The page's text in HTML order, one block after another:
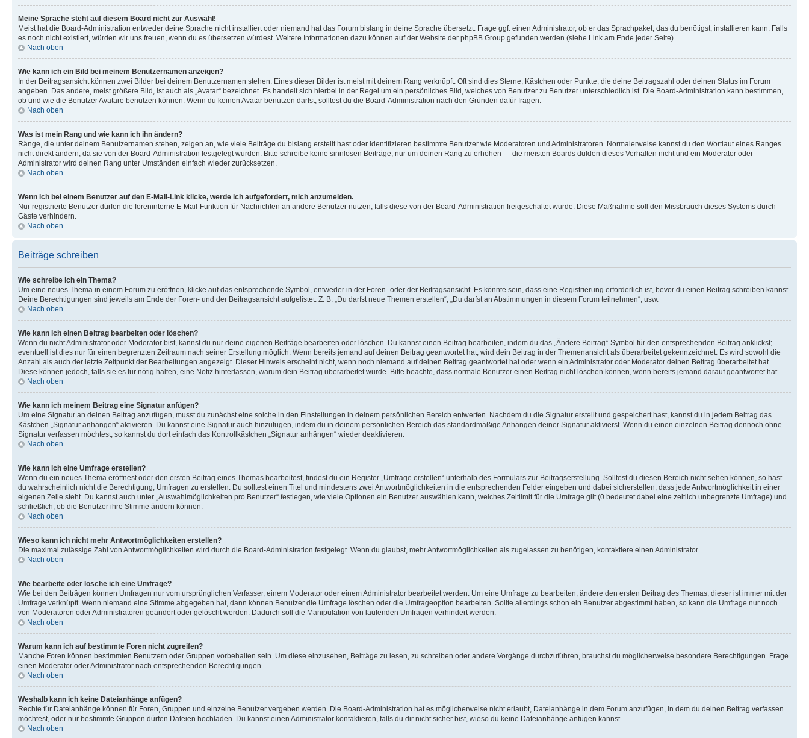
Meine Sprache steht auf diesem Board nicht zur Auswahl!
Meist hat die Board-Administration entweder deine Sprache nicht installiert oder niemand hat das Forum bislang in deine Sprache übersetzt. Frage ggf. einen Administrator, ob er das Sprachpaket, das du benötigst, installieren kann. Falls
es noch nicht existiert, würden wir uns freuen, wenn du es übersetzen würdest. Weitere Informationen dazu können auf der Website der phpBB Group gefunden werden (siehe Link am Ende jeder Seite).
Nach oben
Wie kann ich ein Bild bei meinem Benutzernamen anzeigen?
In der Beitragsansicht können zwei Bilder bei deinem Benutzernamen stehen. Eines dieser Bilder ist meist mit deinem Rang verknüpft: Oft sind dies Sterne, Kästchen oder Punkte, die deine Beitragszahl oder deinen Status im Forum
angeben. Das andere, meist größere Bild, ist auch als „Avatar“ bezeichnet. Es handelt sich hierbei in der Regel um ein persönliches Bild, welches von Benutzer zu Benutzer unterschiedlich ist. Die Board-Administration kann bestimmen,
ob und wie die Benutzer Avatare benutzen können. Wenn du keinen Avatar benutzen darfst, solltest du die Board-Administration nach den Gründen dafür fragen.
Nach oben
Was ist mein Rang und wie kann ich ihn ändern?
Ränge, die unter deinem Benutzernamen stehen, zeigen an, wie viele Beiträge du bislang erstellt hast oder identifizieren bestimmte Benutzer wie Moderatoren und Administratoren. Normalerweise kannst du den Wortlaut eines Ranges
nicht direkt ändern, da sie von der Board-Administration festgelegt wurden. Bitte schreibe keine sinnlosen Beiträge, nur um deinen Rang zu erhöhen — die meisten Boards dulden dieses Verhalten nicht und ein Moderator oder
Administrator wird deinen Rang unter Umständen einfach wieder zurücksetzen.
Nach oben
Wenn ich bei einem Benutzer auf den E-Mail-Link klicke, werde ich aufgefordert, mich anzumelden.
Nur registrierte Benutzer dürfen die foreninterne E-Mail-Funktion für Nachrichten an andere Benutzer nutzen, falls diese von der Board-Administration freigeschaltet wurde. Diese Maßnahme soll den Missbrauch dieses Systems durch
Gäste verhindern.
Nach oben
Beiträge schreiben
Wie schreibe ich ein Thema?
Um eine neues Thema in einem Forum zu eröffnen, klicke auf das entsprechende Symbol, entweder in der Foren- oder der Beitragsansicht. Es könnte sein, dass eine Registrierung erforderlich ist, bevor du einen Beitrag schreiben kannst.
Deine Berechtigungen sind jeweils am Ende der Foren- und der Beitragsansicht aufgelistet. Z. B. „Du darfst neue Themen erstellen“, „Du darfst an Abstimmungen in diesem Forum teilnehmen“, usw.
Nach oben
Wie kann ich einen Beitrag bearbeiten oder löschen?
Wenn du nicht Administrator oder Moderator bist, kannst du nur deine eigenen Beiträge bearbeiten oder löschen. Du kannst einen Beitrag bearbeiten, indem du das „Ändere Beitrag“-Symbol für den entsprechenden Beitrag anklickst;
eventuell ist dies nur für einen begrenzten Zeitraum nach seiner Erstellung möglich. Wenn bereits jemand auf deinen Beitrag geantwortet hat, wird dein Beitrag in der Themenansicht als überarbeitet gekennzeichnet. Es wird sowohl die
Anzahl als auch der letzte Zeitpunkt der Bearbeitungen angezeigt. Dieser Hinweis erscheint nicht, wenn noch niemand auf deinen Beitrag geantwortet hat oder wenn ein Administrator oder Moderator deinen Beitrag überarbeitet hat.
Diese können jedoch, falls sie es für nötig halten, eine Notiz hinterlassen, warum dein Beitrag überarbeitet wurde. Bitte beachte, dass normale Benutzer einen Beitrag nicht löschen können, wenn bereits jemand darauf geantwortet hat.
Nach oben
Wie kann ich meinem Beitrag eine Signatur anfügen?
Um eine Signatur an deinen Beitrag anzufügen, musst du zunächst eine solche in den Einstellungen in deinem persönlichen Bereich entwerfen. Nachdem du die Signatur erstellt und gespeichert hast, kannst du in jedem Beitrag das
Kästchen „Signatur anhängen“ aktivieren. Du kannst eine Signatur auch hinzufügen, indem du in deinem persönlichen Bereich das standardmäßige Anhängen deiner Signatur aktivierst. Wenn du einen einzelnen Beitrag dennoch ohne
Signatur verfassen möchtest, so kannst du dort einfach das Kontrollkästchen „Signatur anhängen“ wieder deaktivieren.
Nach oben
Wie kann ich eine Umfrage erstellen?
Wenn du ein neues Thema eröffnest oder den ersten Beitrag eines Themas bearbeitest, findest du ein Register „Umfrage erstellen“ unterhalb des Formulars zur Beitragserstellung. Solltest du diesen Bereich nicht sehen können, so hast
du wahrscheinlich nicht die Berechtigung, Umfragen zu erstellen. Du solltest einen Titel und mindestens zwei Antwortmöglichkeiten in die entsprechenden Felder eingeben und dabei sicherstellen, dass jede Antwortmöglichkeit in einer
eigenen Zeile steht. Du kannst auch unter „Auswahlmöglichkeiten pro Benutzer“ festlegen, wie viele Optionen ein Benutzer auswählen kann, welches Zeitlimit für die Umfrage gilt (0 bedeutet dabei eine zeitlich unbegrenzte Umfrage) und
schließlich, ob die Benutzer ihre Stimme ändern können.
Nach oben
Wieso kann ich nicht mehr Antwortmöglichkeiten erstellen?
Die maximal zulässige Zahl von Antwortmöglichkeiten wird durch die Board-Administration festgelegt. Wenn du glaubst, mehr Antwortmöglichkeiten als zugelassen zu benötigen, kontaktiere einen Administrator.
Nach oben
Wie bearbeite oder lösche ich eine Umfrage?
Wie bei den Beiträgen können Umfragen nur vom ursprünglichen Verfasser, einem Moderator oder einem Administrator bearbeitet werden. Um eine Umfrage zu bearbeiten, ändere den ersten Beitrag des Themas; dieser ist immer mit der
Umfrage verknüpft. Wenn niemand eine Stimme abgegeben hat, dann können Benutzer die Umfrage löschen oder die Umfrageoption bearbeiten. Sollte allerdings schon ein Benutzer abgestimmt haben, so kann die Umfrage nur noch
von Moderatoren oder Administratoren geändert oder gelöscht werden. Dadurch soll die Manipulation von laufenden Umfragen verhindert werden.
Nach oben
Warum kann ich auf bestimmte Foren nicht zugreifen?
Manche Foren können bestimmten Benutzern oder Gruppen vorbehalten sein. Um diese einzusehen, Beiträge zu lesen, zu schreiben oder andere Vorgänge durchzuführen, brauchst du möglicherweise besondere Berechtigungen. Frage
einen Moderator oder Administrator nach entsprechenden Berechtigungen.
Nach oben
Weshalb kann ich keine Dateianhänge anfügen?
Rechte für Dateianhänge können für Foren, Gruppen und einzelne Benutzer vergeben werden. Die Board-Administration hat es möglicherweise nicht erlaubt, Dateianhänge in dem Forum anzufügen, in dem du deinen Beitrag verfassen
möchtest, oder nur bestimmte Gruppen dürfen Dateien hochladen. Du kannst einen Administrator kontaktieren, falls du dir nicht sicher bist, wieso du keine Dateianhänge anfügen kannst.
Nach oben